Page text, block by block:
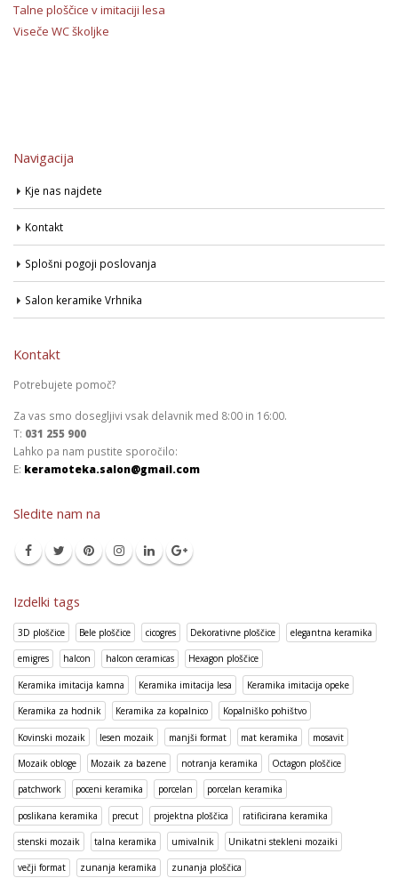
Talne ploščice v imitaciji lesa
Viseče WC školjke
Navigacija
Kje nas najdete
Kontakt
Splošni pogoji poslovanja
Salon keramike Vrhnika
Kontakt
Potrebujete pomoč?
Za vas smo dosegljivi vsak delavnik med 8:00 in 16:00.
T: 031 255 900
Lahko pa nam pustite sporočilo:
E: keramoteka.salon@gmail.com
Sledite nam na
Izdelki tags
3D ploščice Bele ploščice cicogres Dekorativne ploščice elegantna keramika
emigres halcon halcon ceramicas Hexagon ploščice
Keramika imitacija kamna Keramika imitacija lesa Keramika imitacija opeke
Keramika za hodnik Keramika za kopalnico Kopalniško pohištvo
Kovinski mozaik lesen mozaik manjši format mat keramika mosavit
Mozaik obloge Mozaik za bazene notranja keramika Octagon ploščice
patchwork poceni keramika porcelan porcelan keramika
poslikana keramika precut projektna ploščica ratificirana keramika
stenski mozaik talna keramika umivalnik Unikatni stekleni mozaiki
večji format zunanja keramika zunanja ploščica